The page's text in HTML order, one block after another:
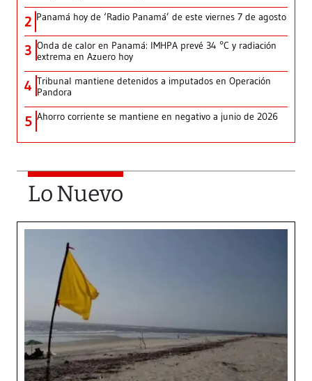
2 Panamá hoy de ‘Radio Panamá’ de este viernes 7 de agosto
3 Onda de calor en Panamá: IMHPA prevé 34 °C y radiación
extrema en Azuero hoy
4 Tribunal mantiene detenidos a imputados en Operación
Pandora
5 Ahorro corriente se mantiene en negativo a junio de 2026
Lo Nuevo